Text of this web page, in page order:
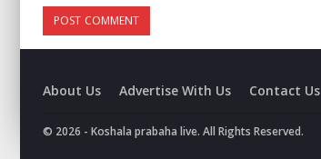
About Us Advertise With Us Contact Us
© 2026 - Koshala prabaha live. All Rights Reserved.